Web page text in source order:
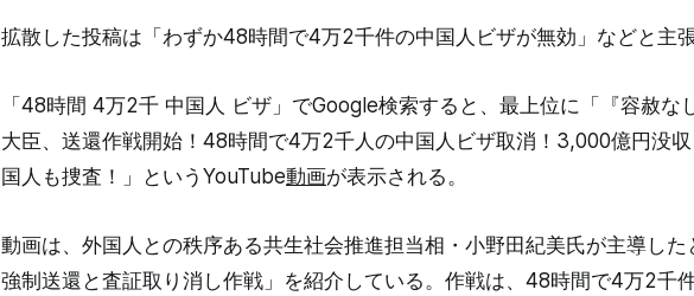
拡散した投稿は「わずか48時間で4万2千件の中国人ビザが無効」などと主張
「48時間 4万2千 中国人 ビザ」でGoogle検索すると、最上位に「『容赦な
大臣、送還作戦開始！48時間で4万2千人の中国人ビザ取消！3,000億円没収
国人も捜査！」というYouTube動画が表示される。
動画は、外国人との秩序ある共生社会推進担当相・小野田紀美氏が主導した
強制送還と査証取り消し作戦」を紹介している。作戦は、48時間で4万2千